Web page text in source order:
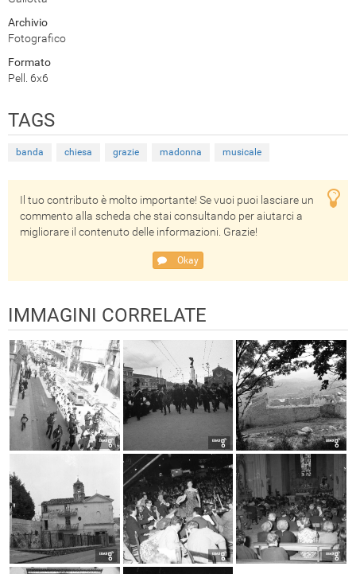
Archivio
Fotografico
Formato
Pell. 6x6
TAGS
banda chiesa grazie madonna musicale
Il tuo contributo è molto importante! Se vuoi puoi lasciare un
commento alla scheda che stai consultando per aiutarci a
migliorare il contenuto delle informazioni. Grazie!
Okay
IMMAGINI CORRELATE